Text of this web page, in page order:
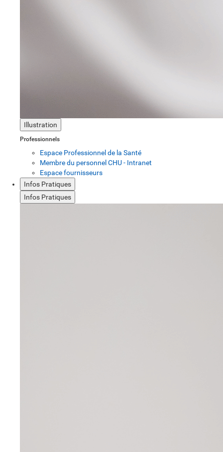
Illustration
Professionnels
Espace Professionnel de la Santé
Membre du personnel CHU - Intranet
Espace fournisseurs
Infos Pratiques
Infos Pratiques